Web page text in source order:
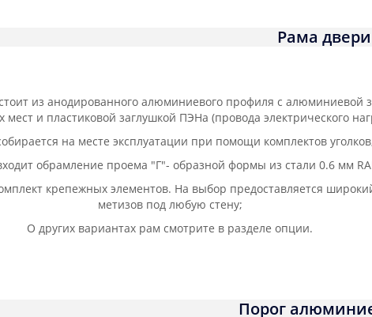
Рама двери
из анодированного алюминиевого профиля с алюминиевой
и пластиковой заглушкой ПЭНа (провода электрического
на месте эксплуатации при помощи комплектов
обрамление проема "Г"- образной формы из стали 0.6 мм
крепежных элементов. На выбор предоставляется
метизов под любую стену;
О других вариантах рам смотрите в разделе опции.
Порог